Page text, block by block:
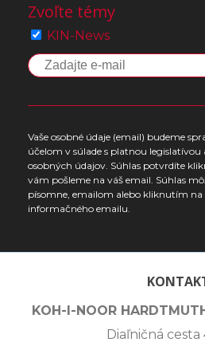
Zvoľte témy
KIN-News
Vaše osobné údaje (email) budeme
účelom v súlade s platnou
osobných údajov. Súhlas potvrdíte
vám pošleme na váš email. Súhlas
písomne, emailom alebo kliknutím
informačného emailu.
KOH-I-NOOR
Diaľničná cesta